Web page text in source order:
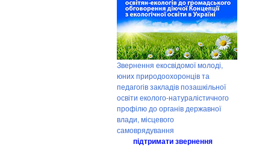
Звернення екосвідомої молоді,
юних природоохоронців та
педагогів закладів позашкільної
освіти еколого-натуралістичного
профілю до органів державної
влади, місцевого
самоврядування
підтримати звернення